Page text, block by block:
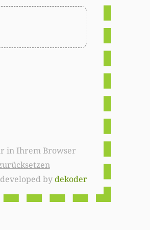
developed bydekoder